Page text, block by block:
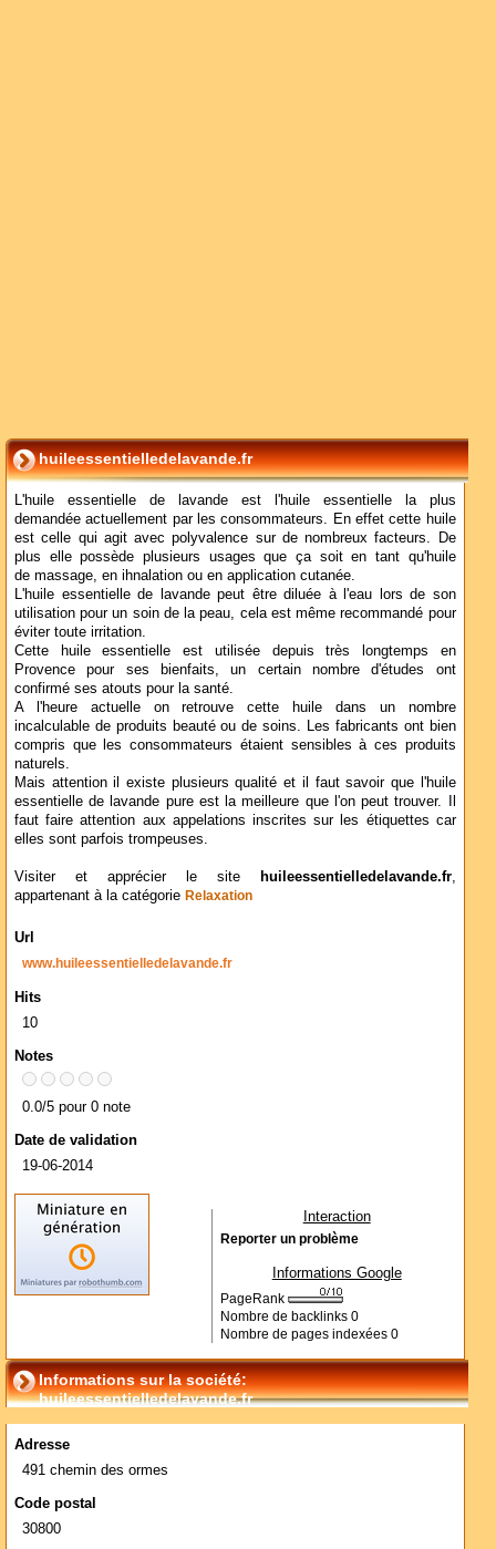
huileessentielledelavande.fr
L'huile essentielle de lavande est l'huile essentielle la plus
demandée actuellement par les consommateurs. En effet cette huile
est celle qui agit avec polyvalence sur de nombreux facteurs. De
plus elle possède plusieurs usages que ça soit en tant qu'huile
de massage, en ihnalation ou en application cutanée.
L'huile essentielle de lavande peut être diluée à l'eau lors de son
utilisation pour un soin de la peau, cela est même recommandé pour
éviter toute irritation.
Cette huile essentielle est utilisée depuis très longtemps en
Provence pour ses bienfaits, un certain nombre d'études ont
confirmé ses atouts pour la santé.
A l'heure actuelle on retrouve cette huile dans un nombre
incalculable de produits beauté ou de soins. Les fabricants ont bien
compris que les consommateurs étaient sensibles à ces produits
naturels.
Mais attention il existe plusieurs qualité et il faut savoir que l'huile
essentielle de lavande pure est la meilleure que l'on peut trouver. Il
faut faire attention aux appelations inscrites sur les étiquettes car
elles sont parfois trompeuses.
Visiter et apprécier le site huileessentielledelavande.fr,
appartenant à la catégorie Relaxation
Url
www.huileessentielledelavande.fr
Hits
10
Notes
0.0/5 pour 0 note
Date de validation
19-06-2014
Interaction
Reporter un problème
Informations Google
PageRank
Nombre de backlinks 0
Nombre de pages indexées 0
Informations sur la société:
huileessentielledelavande.fr
Adresse
491 chemin des ormes
Code postal
30800